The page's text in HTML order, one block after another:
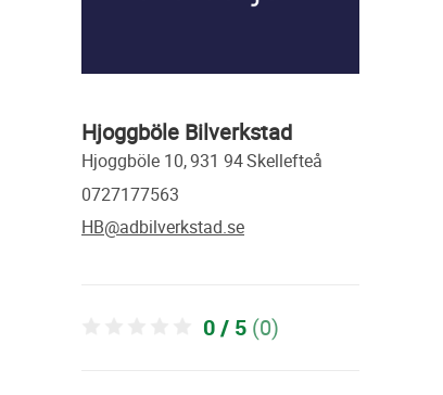
Hjoggböle Bilverkstad
hjoggböle 10, 931 94
skellefteå
0727177563
HB@adbilverkstad.se
(0)
0 / 5